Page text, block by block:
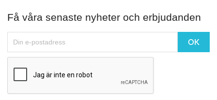
Få våra senaste nyheter och erbjudanden